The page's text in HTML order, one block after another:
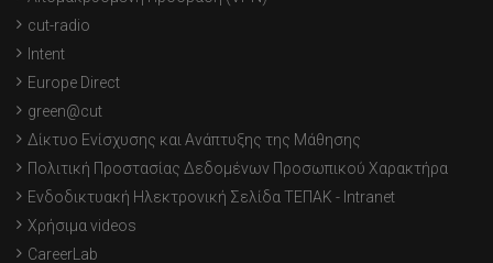
cut-radio
Intent
Europe Direct
green@cut
Δίκτυο Ενίσχυσης και Ανάπτυξης της Μάθησης
Πολιτική Προστασίας Δεδομένων Προσωπικού Χαρακτήρα
Ενδοδικτυακή Ηλεκτρονική Σελίδα ΤΕΠΑΚ - Intranet
Χρήσιμα videos
CareerLab